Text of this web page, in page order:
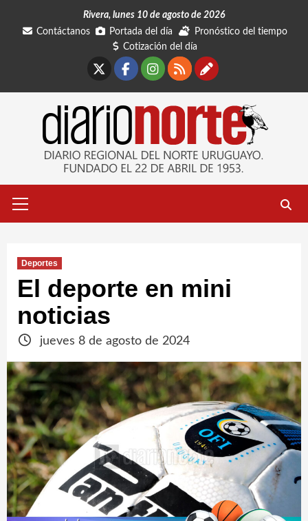
Rivera, lunes 10 de agosto de 2026
Contáctanos
Portada del día
Pronóstico del tiempo
Cotización del día
Facebook
Instagram
RSSContáctanos
primario
Deportes
El deporte en mini
noticias
jueves 8 de agosto de 2024